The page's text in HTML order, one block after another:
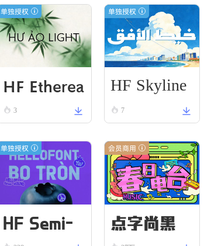
单独授权
HF Etherea
l Li VN Bla
ck
3
单独授权
HF Skyline
Thread
7
单独授权
HF Semi-
会员商用
点字尚黑